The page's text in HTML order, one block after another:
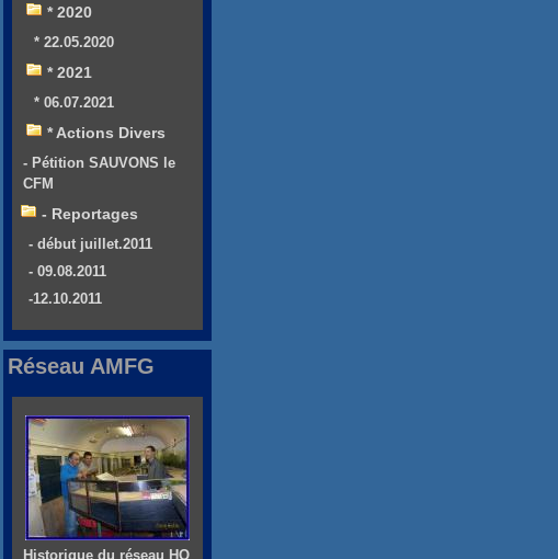
* 2020
* 22.05.2020
* 2021
* 06.07.2021
* Actions Divers
- Pétition SAUVONS le
CFM
- Reportages
- début juillet.2011
- 09.08.2011
-12.10.2011
Réseau AMFG
Historique du réseau HO